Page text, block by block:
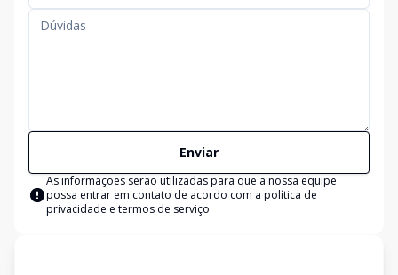
Enviar
As informações serão utilizadas para que a nossa equipe
possa entrar em contato de acordo com a política de
privacidade e termos de serviço